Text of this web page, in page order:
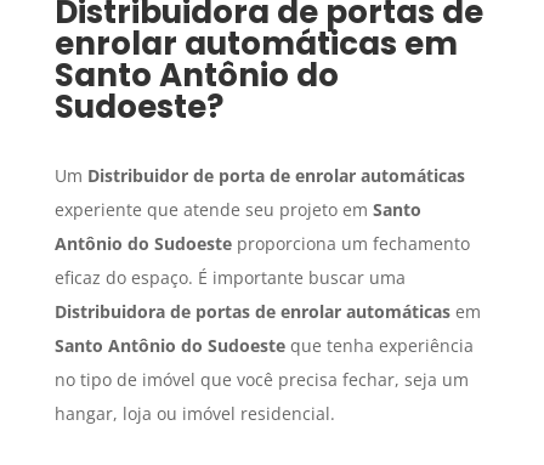
Distribuidora de portas de
enrolar automáticas em
Santo Antônio do
Sudoeste?
Um Distribuidor de porta de enrolar automáticas
experiente que atende seu projeto em Santo
Antônio do Sudoesteproporciona um fechamento
eficaz do espaço. É importante buscar uma
Distribuidora de portas de enrolar automáticasem
Santo Antônio do Sudoesteque tenha experiência
no tipo de imóvel que você precisa fechar, seja um
hangar, loja ou imóvel residencial.